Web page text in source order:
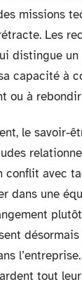
missions
Les
distingue
capacité à
ou à
le savoir-
conflit avec
dans une
tout leur